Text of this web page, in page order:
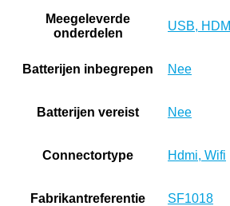
Meegeleverde
onderdelen
‎USB, HDMI
Batterijen inbegrepen ‎Nee
Batterijen vereist ‎Nee
Connectortype ‎Hdmi, Wifi
Fabrikantreferentie ‎SF1018